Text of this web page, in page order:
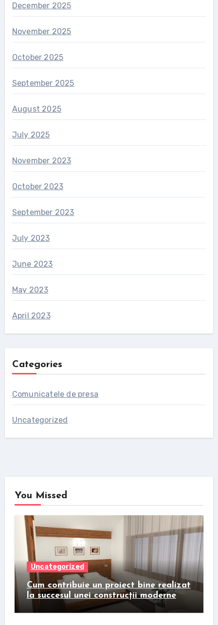
December 2025
November 2025
October 2025
September 2025
August 2025
July 2025
November 2023
October 2023
September 2023
July 2023
June 2023
May 2023
April 2023
Categories
Comunicatele de presa
Uncategorized
You Missed
Uncategorized
Cum contribuie un proiect bine realizat
la succesul unei construcții moderne